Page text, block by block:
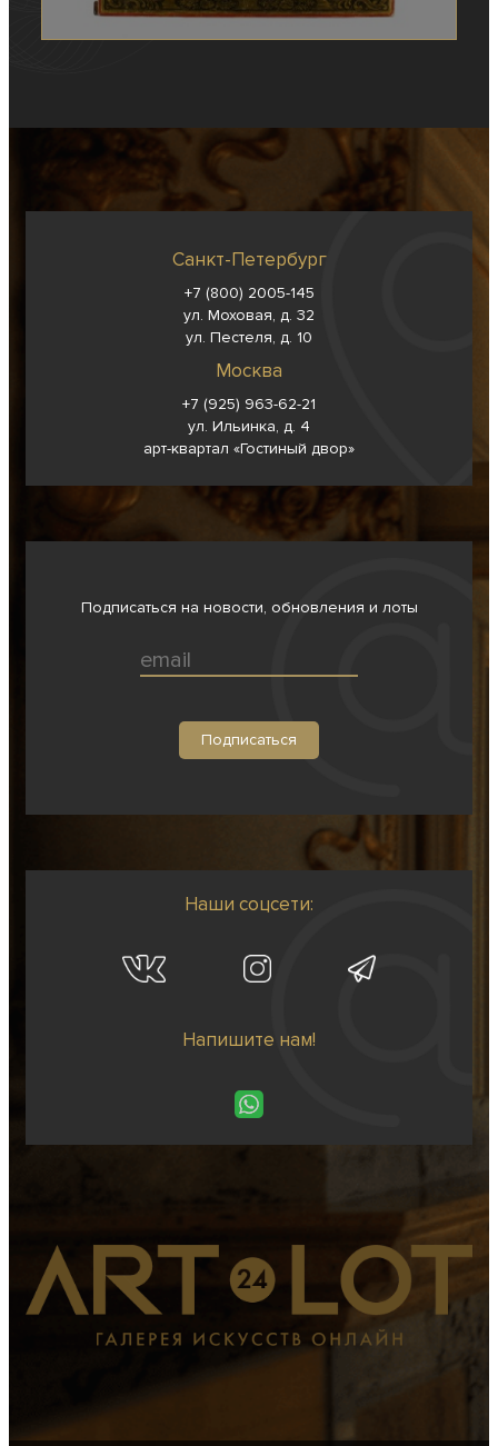
Санкт-Петербург
+7 (800) 2005-145
ул. Моховая, д. 32
ул. Пестеля, д. 10
Москва
+7 (925) 963-62-21
ул. Ильинка, д. 4
арт-квартал «Гостиный двор»
Подписаться на новости, обновления и лоты
Наши соцсети:
Напишите нам!